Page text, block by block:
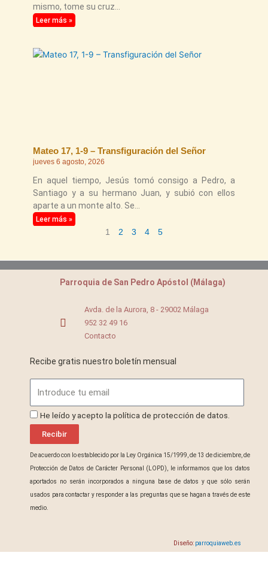
mismo, tome su cruz
Leer más »
Mateo 17, 1-9 – Transfiguración del Señor
jueves 6 agosto, 2026
En aquel tiempo, Jesús tomó consigo a Pedro, a
Santiago y a su hermano Juan, y subió con ellos
aparte a un monte alto. Se
Leer más »
1 2 3 4 5
Parroquia de San Pedro Apóstol (Málaga)
Avda. de la Aurora, 8 - 29002 Málaga
952 32 49 16
Contacto
Recibe gratis nuestro boletín mensual
ProteccionDatos
He leído y acepto la política de protección de datos.
Recibir
De acuerdo con lo establecido por la Ley Orgánica 15/1999, de 13 de diciembre, de
Protección de Datos de Carácter Personal (LOPD), le informamos que los datos
aportados no serán incorporados a ninguna base de datos y que sólo serán
usados para contactar y responder a las preguntas que se hagan a través de este
medio.
Diseño: parroquiaweb.es